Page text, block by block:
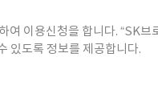
이용신청을 합니다. “SK브
있도록 정보를 제공합니다.